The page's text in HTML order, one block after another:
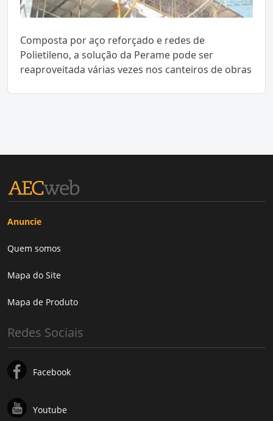
Composta por aço reforçado e redes de
Polietileno, a solução da Perame pode ser
reaproveitada várias vezes nos canteiros de obras
Anuncie
Quem somos
Mapa do Site
Mapa de Produto
Redes Sociais
Facebook
Youtube